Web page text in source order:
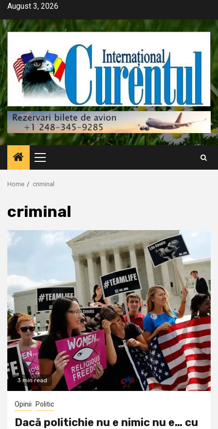
Skip
content
August 3, 2026
Primary
Menu
Home criminal
criminal
3 min read
Opinii Politic
Dacă politichie nu e nimic nu e… cu